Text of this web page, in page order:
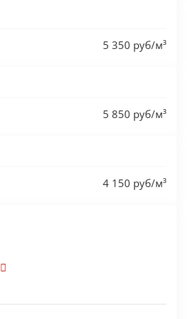
5 350 руб/м³
5 850 руб/м³
4 150 руб/м³